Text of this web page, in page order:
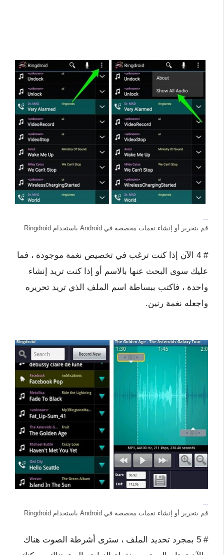
قم بتحرير أو إنشاء نغمات مخصصة في Android باستخدام Ringdroid
# 4 الآن إذا كنت ترغب في تخصيص نغمة موجودة ، فما
عليك سوى البحث عنها بالاسم أو إذا كنت تريد إنشاء
واحدة ، فاكتب ببساطة اسم الملف الذي تريد تحريره
واجعله نغمة رنين.
قم بتحرير أو إنشاء نغمات مخصصة في Android باستخدام Ringdroid
# 5 بمجرد تحديد الملف ، سترى أشرطة الصوت هناك